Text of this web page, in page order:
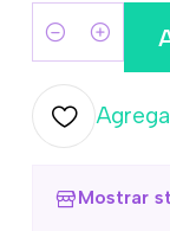
Cantidad
Mostrar